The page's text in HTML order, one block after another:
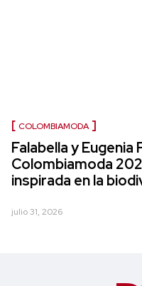
COLOMBIAMODA
Falabella y
Colombiamoda
inspirada en la
julio 31, 2026